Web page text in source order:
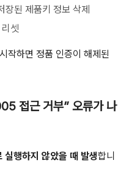
된 제품키 정보 삭제
셋
작하면 정품 인증이 해제된
접근 거부” 오류가 나
행하지 않았을 때 발생합니